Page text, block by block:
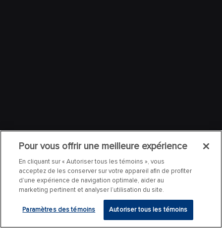
Pour vous offrir une meilleure expérience
En cliquant sur « Autoriser tous les témoins », vous
acceptez de les conserver sur votre appareil afin de profiter
d’une expérience de navigation optimale, aider au
marketing pertinent et analyser l’utilisation du site.
Paramètres des témoins Autoriser tous les témoins